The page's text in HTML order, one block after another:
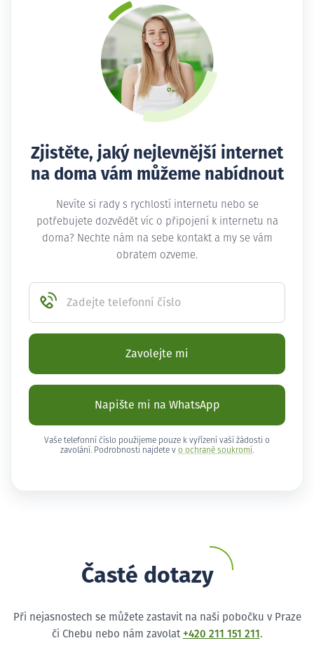
Zjistěte, jaký nejlevnější internet
na doma vám můžeme nabídnout
Nevíte si rady s rychlostí internetu nebo se
potřebujete dozvědět víc o připojení k internetu na
doma? Nechte nám na sebe kontakt a my se vám
obratem ozveme.
Zadejte telefonní číslo
Zavolejte mi
Napište mi na WhatsApp
Vaše telefonní číslo použijeme pouze k vyřízení vaší žádosti o
zavolání. Podrobnosti najdete v o ochraně soukromí .
Časté dotazy
Při nejasnostech se můžete zastavit na naši pobočku v Praze
či Chebu nebo nám zavolat +420 211 151 211 .